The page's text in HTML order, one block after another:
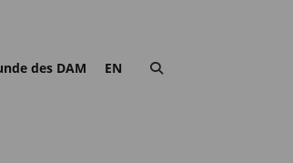
des DAM EN